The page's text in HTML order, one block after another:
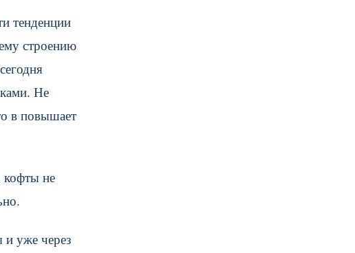
тенденции
строению
Не
в повышает
кофты не
и уже через